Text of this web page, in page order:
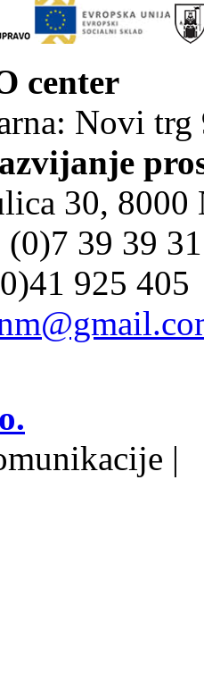
center
Novi
30, 8000
39 39
925 405
|